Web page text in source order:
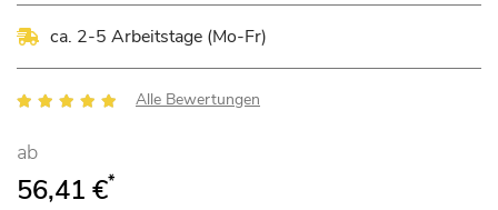
ca. 2-5 Arbeitstage (Mo-Fr)
Bewertung: Alle Bewertungen
ab
56,41 €*